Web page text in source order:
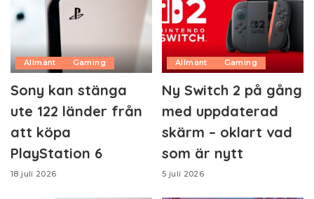
Allmänt Gaming
Sony kan stänga
ute 122 länder från
att köpa
PlayStation 6
18 juli 2026
Allmänt Gaming
Ny Switch 2 på gång
med uppdaterad
skärm – oklart vad
som är nytt
5 juli 2026